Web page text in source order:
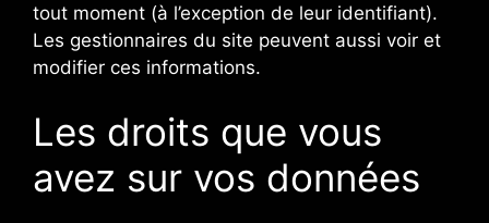
tout moment (à l’exception de leur identifiant).
Les gestionnaires du site peuvent aussi voir et
modifier ces informations.
Les droits que vous
avez sur vos données